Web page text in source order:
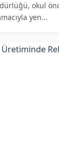
okul
yen...